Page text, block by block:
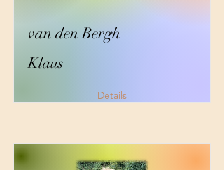
van den Bergh
Klaus
Details